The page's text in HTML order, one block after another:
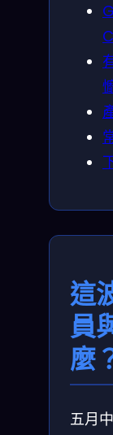
這
員
麼
五月